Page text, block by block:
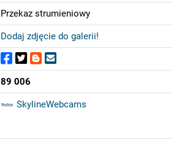
Przekaz strumieniowy
Dodaj zdjęcie do galerii!
89 006
SkylineWebcams